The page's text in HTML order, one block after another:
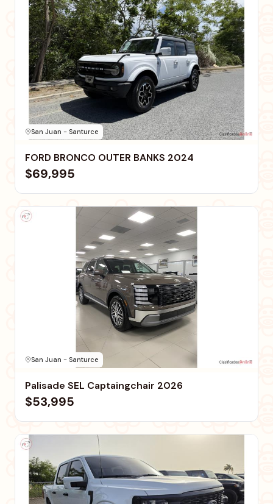
San Juan - Santurce
FORD BRONCO OUTER BANKS 2024
$69,995
San Juan - Santurce
Palisade SEL Captaingchair 2026
$53,995